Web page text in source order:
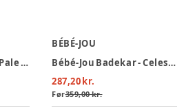
Bade - termometer, Pale Pink
BÉBÉ-JOU
Bébé-Jou Badekar - Celestical Blue
287,20 kr.
Før359,00 kr.